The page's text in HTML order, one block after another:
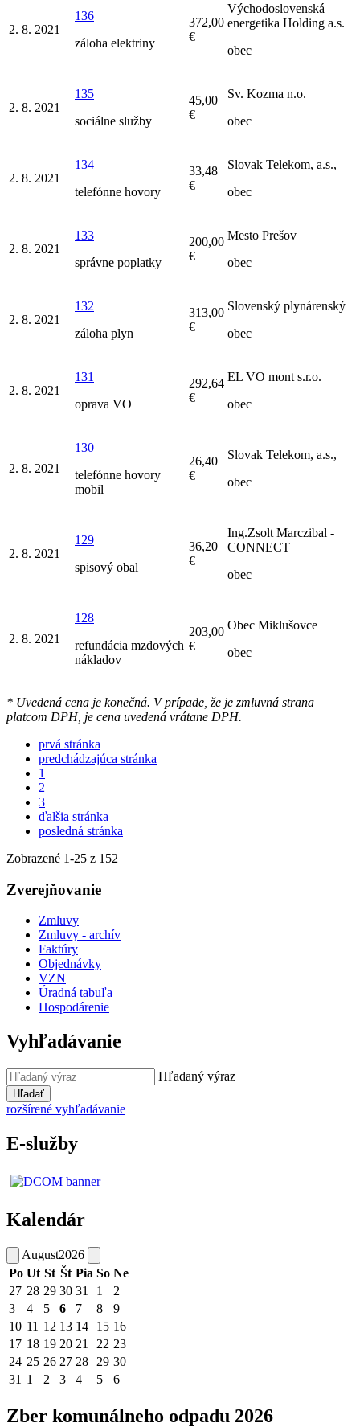
2. 8. 2021
136
záloha elektriny
372,00
€
Východoslovenská
energetika Holding a.s.
obec
2. 8. 2021
135
sociálne služby
45,00
€
Sv. Kozma n.o.
obec
2. 8. 2021
134
telefónne hovory
33,48
€
Slovak Telekom, a.s.,
obec
2. 8. 2021
133
správne poplatky
200,00
€
Mesto Prešov
obec
2. 8. 2021
132
záloha plyn
313,00
€
Slovenský plynárenský
obec
2. 8. 2021
131
oprava VO
292,64
€
EL VO mont s.r.o.
obec
2. 8. 2021
130
telefónne hovory
mobil
26,40
€
Slovak Telekom, a.s.,
obec
2. 8. 2021
129
spisový obal
36,20
€
Ing.Zsolt Marczibal -
CONNECT
obec
2. 8. 2021
128
refundácia mzdových
nákladov
203,00
€
Obec Miklušovce
obec
* Uvedená cena je konečná. V prípade, že je zmluvná strana
platcom DPH, je cena uvedená vrátane DPH.
prvá stránka
predchádzajúca stránka
1
2
3
ďalšia stránka
posledná stránka
Zobrazené 1-25 z 152
Zverejňovanie
Zmluvy
Zmluvy - archív
Faktúry
Objednávky
VZN
Úradná tabuľa
Hospodárenie
Vyhľadávanie
Hľadaný výraz
Hľadať
rozšírené vyhľadávanie
E-služby
Kalendár
August2026
Po Ut St Št Pia So Ne
27 28 29 30 31 1
2
3
4 5 6 7 8
9
10 11 12 13 14 15 16
17 18 19 20 21 22 23
24 25 26 27 28 29 30
31 1 2 3 4 5 6
Zber komunálneho odpadu 2026